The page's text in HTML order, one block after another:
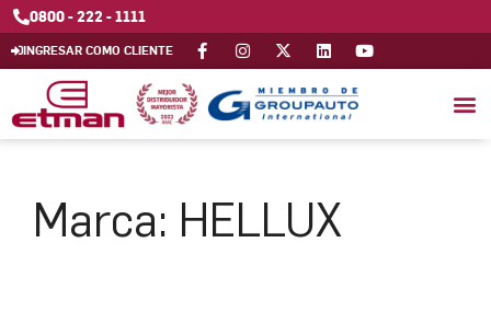
0800 - 222 - 1111
INGRESAR COMO CLIENTE
Marca: HELLUX